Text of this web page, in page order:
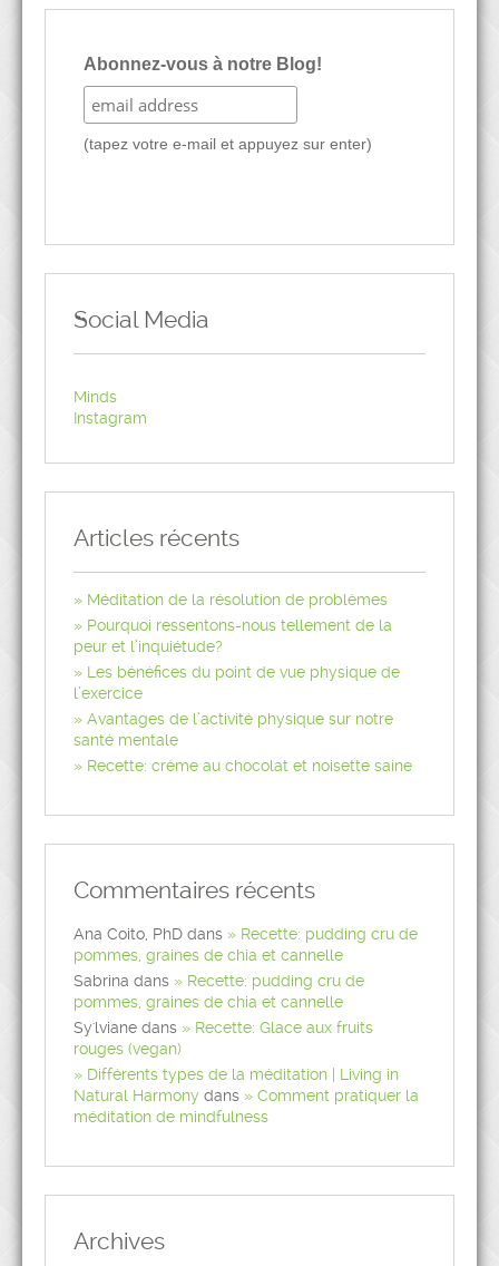
Abonnez-vous à notre Blog!
(tapez votre e-mail et appuyez sur enter)
Social Media
Minds
Instagram
Articles récents
Méditation de la résolution de problèmes
Pourquoi ressentons-nous tellement de la
peur et l’inquiétude?
Les bénéfices du point de vue physique de
l’exercice
Avantages de l’activité physique sur notre
santé mentale
Recette: crème au chocolat et noisette saine
Commentaires récents
Ana Coito, PhD dans
Recette: pudding cru de
pommes, graines de chia et cannelle
Sabrina dans
Recette: pudding cru de
pommes, graines de chia et cannelle
Sy'lviane dans
Recette: Glace aux fruits
rouges (vegan)
Différents types de la méditation | Living in
Natural Harmony dans
Comment pratiquer la
méditation de mindfulness
Archives